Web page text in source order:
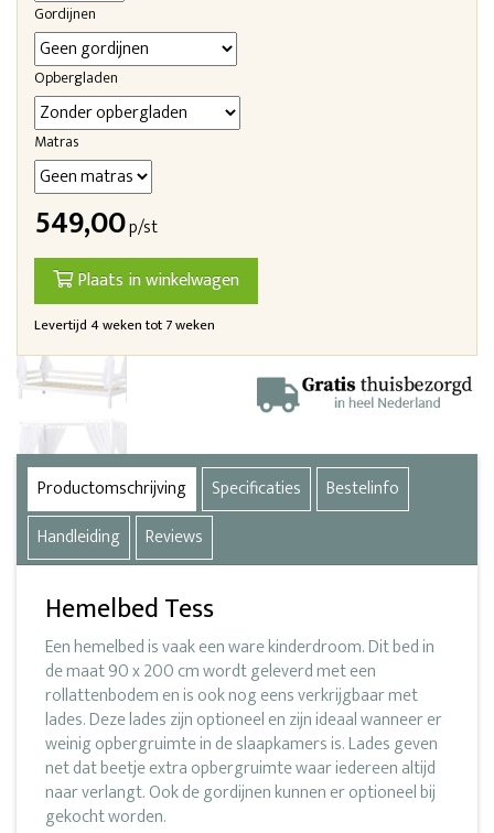
Gordijnen
Opbergladen
Matras
549,00p/st
Plaats in winkelwagen
Levertijd 4 weken tot 7 weken
Productomschrijving Specificaties
Bestelinfo
Handleiding
Reviews
Hemelbed Tess
Een hemelbed is vaak een ware kinderdroom. Dit bed in
de maat 90 x 200 cm wordt geleverd met een
rollattenbodem en is ook nog eens verkrijgbaar met
lades. Deze lades zijn optioneel en zijn ideaal wanneer er
weinig opbergruimte in de slaapkamers is. Lades geven
net dat beetje extra opbergruimte waar iedereen altijd
naar verlangt. Ook de gordijnen kunnen er optioneel bij
gekocht worden.